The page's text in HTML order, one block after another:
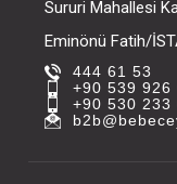
Sururi Mahallesi
Eminönü Fatih/
444 61 53
+90 539 926
+90 530 233